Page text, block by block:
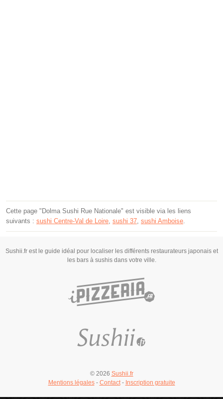
Cette page "Dolma Sushi Rue Nationale" est visible via les liens
suivants : sushi Centre-Val de Loire sushi 37 sushi Amboise
Sushii.fr est le guide idéal pour localiser les différents restaurateurs japonais et
les bars à sushis dans votre ville.
© 2026 Sushii.fr
Mentions légales- Contact- Inscription gratuite